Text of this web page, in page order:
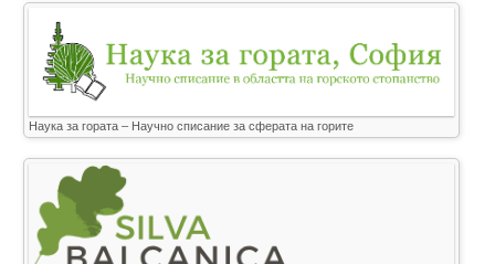
Наука за гората – Научно списание за сферата на горите